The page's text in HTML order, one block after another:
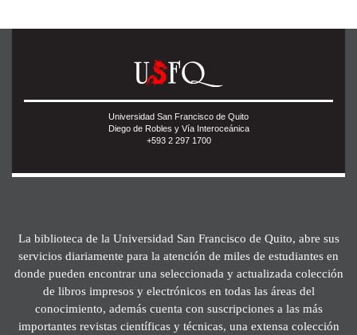
Universidad San Francisco de Quito
Diego de Robles y Vía Interoceánica
+593 2 297 1700
La biblioteca de la Universidad San Francisco de Quito, abre sus
servicios diariamente para la atención de miles de estudiantes en
donde pueden encontrar una seleccionada y actualizada colección
de libros impresos y electrónicos en todas las áreas del
conocimiento, además cuenta con suscripciones a las más
importantes revistas científicas y técnicas, una extensa colección